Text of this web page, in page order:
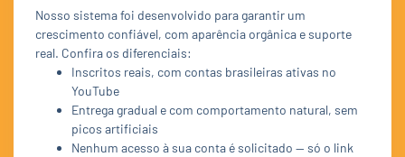
Nosso sistema foi desenvolvido para garantir um
crescimento confiável, com aparência orgânica e suporte
real. Confira os diferenciais:
Inscritos reais, com contas brasileiras ativas no
YouTube
Entrega gradual e com comportamento natural, sem
picos artificiais
Nenhum acesso à sua conta é solicitado — só o link